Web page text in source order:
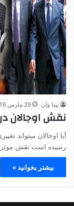
بیتا وان 29 مارس 2016
نقش اوجالان
آیا اوجالان میتواند
رسیده است نقش
بیشتر بخوانید »